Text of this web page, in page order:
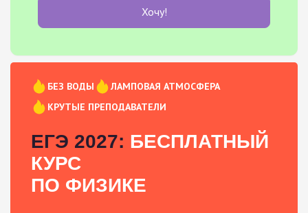
Хочу!
БЕЗ ВОДЫ
ЛАМПОВАЯ АТМОСФЕРА
КРУТЫЕ ПРЕПОДАВАТЕЛИ
ЕГЭ 2027: БЕСПЛАТНЫЙ
КУРС
ПО ФИЗИКЕ